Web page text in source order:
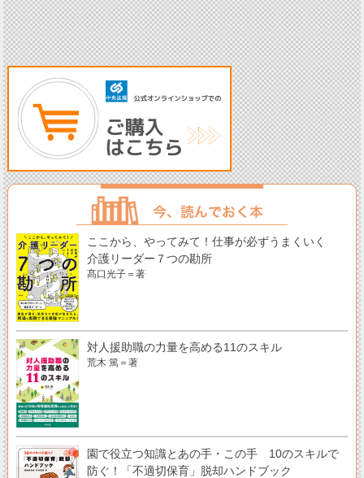
ここから、やってみて！仕事が必ずうまくいく
介護リーダー７つの勘所
髙口光子＝著
対人援助職の力量を高める11のスキル
荒木 篤＝著
園で役立つ知識とあの手・この手 10のスキルで
防ぐ！「不適切保育」脱却ハンドブック